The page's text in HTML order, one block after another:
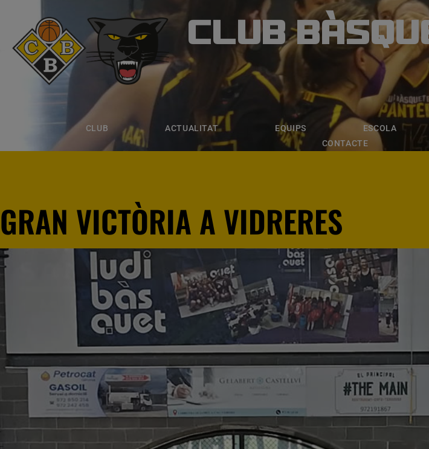
CLUB
CLUB ACTUALITAT EQUIPS ESCOLA
CONTACTE
CLUB BÀSQUET
ACTUALITAT ESCOLA
GRAN VICTÒRIA A VIDRERES